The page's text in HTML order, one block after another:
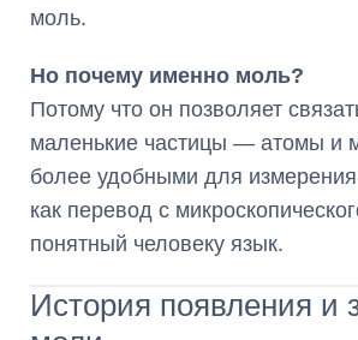
моль.
Но почему именно моль?
Потому что он позволяет
маленькие частицы — атомы и
более удобными для
как перевод с
понятный человеку язык.
История появления и